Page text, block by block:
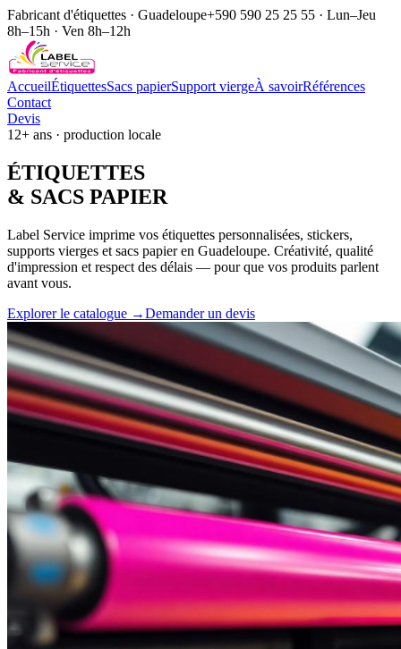
Fabricant d'étiquettes · Guadeloupe+590 590 25 25 55 · Lun–Jeu
8h–15h · Ven 8h–12h
AccueilÉtiquettesSacs papierSupport viergeÀ savoirRéférences
Contact
Devis
12+ ans · production locale
ÉTIQUETTES
& SACS PAPIER
Label Service imprime vos étiquettes personnalisées, stickers,
supports vierges et sacs papier en Guadeloupe. Créativité, qualité
d'impression et respect des délais — pour que vos produits parlent
avant vous.
Explorer le catalogue →Demander un devis